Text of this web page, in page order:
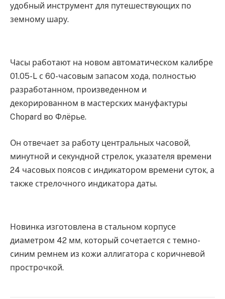
удобный инструмент для путешествующих по
земному шару.
Часы работают на новом автоматическом калибре
01.05-L с 60-часовым запасом хода, полностью
разработанном, произведенном и
декорированном в мастерских мануфактуры
Chopard во Флёрье.
Он отвечает за работу центральных часовой,
минутной и секундной стрелок, указателя времени
24 часовых поясов с индикатором времени суток, а
также стрелочного индикатора даты.
Новинка изготовлена в стальном корпусе
диаметром 42 мм, который сочетается с темно-
синим ремнем из кожи аллигатора с коричневой
прострочкой.